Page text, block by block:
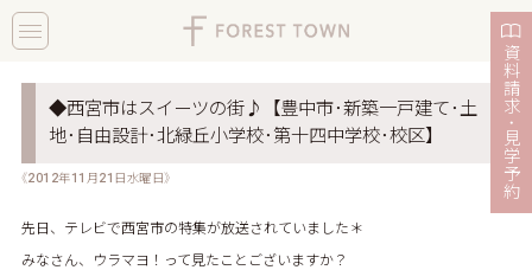
toggle
navigation
◆西宮市はスイーツの街♪【豊中市･新築一戸建て･土
地･自由設計･北緑丘小学校･第十四中学校･校区】
《2012年11月21日水曜日》
先日、テレビで西宮市の特集が放送されていました＊
みなさん、ウラマヨ！って見たことございますか？
資
料
請
求
・
見
学
予
約